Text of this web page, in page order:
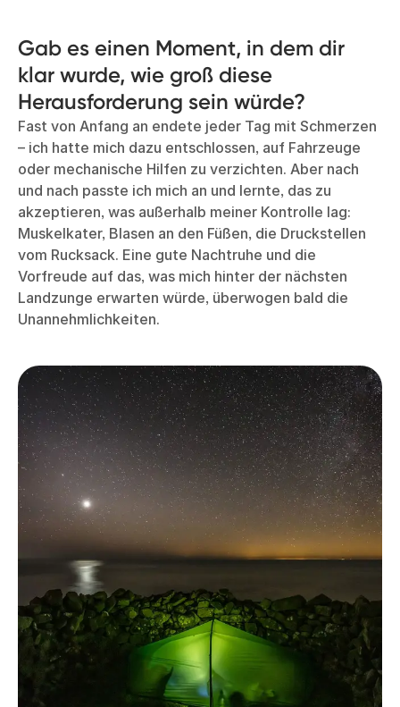
Gab es einen Moment, in dem dir
klar wurde, wie groß diese
Herausforderung sein würde?
Fast von Anfang an endete jeder Tag mit Schmerzen
– ich hatte mich dazu entschlossen, auf Fahrzeuge
oder mechanische Hilfen zu verzichten. Aber nach
und nach passte ich mich an und lernte, das zu
akzeptieren, was außerhalb meiner Kontrolle lag:
Muskelkater, Blasen an den Füßen, die Druckstellen
vom Rucksack. Eine gute Nachtruhe und die
Vorfreude auf das, was mich hinter der nächsten
Landzunge erwarten würde, überwogen bald die
Unannehmlichkeiten.